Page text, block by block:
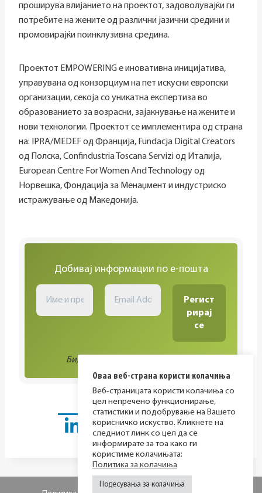
проширува влијанието на проектот, задоволувајќи ги
потребите на жените од различни јазични средини и
промовирајќи поинклузивна средина.
Проектот EMPOWERING е иновативна иницијатива,
управувана од конзорциум на пет искусни европски
организации, секоја со уникатна експертиза во
образованието за возрасни, зајакнување на жените и
нови технологии. Проектот се имплементира од страна
на: IPRA/MEDEF од Франција, Fundacja Digital Creators
од Полска, Confindustria Toscana Servizi од Италија,
European Centre For Women And Technology од
Норвешка, Фондација за Менаџмент и индустриско
истражување од Македонија.
Добивај информации по е-пошта
Биди во тек со сите активности!
Оваа веб-страна користи колачиња
Веб-страницата користи колачиња со
цел непречено функционирање,
статистики и подобрување на Вашето
корисничко искуство. Кликнете на
следниот линк со цел да се
информирате за тоа како ги
користиме колачињата:
Политика за колачиња
Подесувања за колачиња